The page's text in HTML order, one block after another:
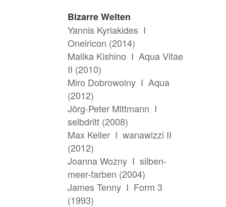
Bizarre Welten
Yannis Kyriakides I
Oneiricon (2014)
Malika Kishino I Aqua Vitae
II (2010)
Miro Dobrowolny I Aqua
(2012)
Jörg-Peter Mittmann I
selbdritt (2008)
Max Keller I wanawizzi II
(2012)
Joanna Wozny I silben-
meer-farben (2004)
James Tenny I Form 3
(1993)